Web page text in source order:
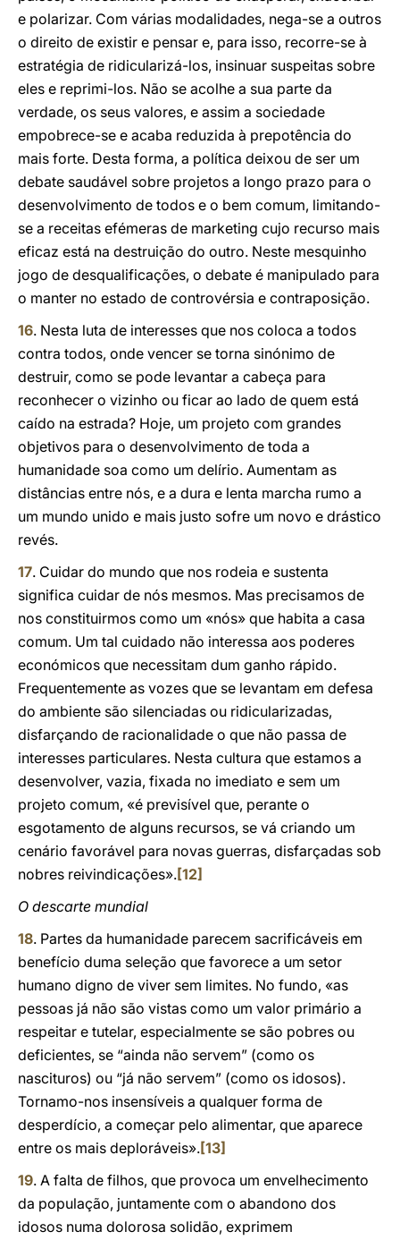
e polarizar. Com várias modalidades, nega-se a outros
o direito de existir e pensar e, para isso, recorre-se à
estratégia de ridicularizá-los, insinuar suspeitas sobre
eles e reprimi-los. Não se acolhe a sua parte da
verdade, os seus valores, e assim a sociedade
empobrece-se e acaba reduzida à prepotência do
mais forte. Desta forma, a política deixou de ser um
debate saudável sobre projetos a longo prazo para o
desenvolvimento de todos e o bem comum, limitando-
se a receitas efémeras de marketing cujo recurso mais
eficaz está na destruição do outro. Neste mesquinho
jogo de desqualificações, o debate é manipulado para
o manter no estado de controvérsia e contraposição.
16. Nesta luta de interesses que nos coloca a todos
contra todos, onde vencer se torna sinónimo de
destruir, como se pode levantar a cabeça para
reconhecer o vizinho ou ficar ao lado de quem está
caído na estrada? Hoje, um projeto com grandes
objetivos para o desenvolvimento de toda a
humanidade soa como um delírio. Aumentam as
distâncias entre nós, e a dura e lenta marcha rumo a
um mundo unido e mais justo sofre um novo e drástico
revés.
17. Cuidar do mundo que nos rodeia e sustenta
significa cuidar de nós mesmos. Mas precisamos de
nos constituirmos como um «nós» que habita a casa
comum. Um tal cuidado não interessa aos poderes
económicos que necessitam dum ganho rápido.
Frequentemente as vozes que se levantam em defesa
do ambiente são silenciadas ou ridicularizadas,
disfarçando de racionalidade o que não passa de
interesses particulares. Nesta cultura que estamos a
desenvolver, vazia, fixada no imediato e sem um
projeto comum, «é previsível que, perante o
esgotamento de alguns recursos, se vá criando um
cenário favorável para novas guerras, disfarçadas sob
nobres reivindicações».[12]
O descarte mundial
18. Partes da humanidade parecem sacrificáveis em
benefício duma seleção que favorece a um setor
humano digno de viver sem limites. No fundo, «as
pessoas já não são vistas como um valor primário a
respeitar e tutelar, especialmente se são pobres ou
deficientes, se “ainda não servem” (como os
nascituros) ou “já não servem” (como os idosos).
Tornamo-nos insensíveis a qualquer forma de
desperdício, a começar pelo alimentar, que aparece
entre os mais deploráveis».[13]
19. A falta de filhos, que provoca um envelhecimento
da população, juntamente com o abandono dos
idosos numa dolorosa solidão, exprimem